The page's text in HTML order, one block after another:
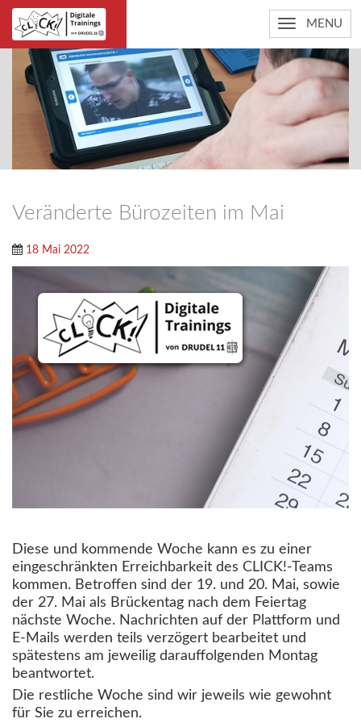
MENU
Veränderte Bürozeiten im Mai
18 Mai 2022
Diese und kommende Woche kann es zu einer
eingeschränkten Erreichbarkeit des CLICK!-Teams
kommen. Betroffen sind der 19. und 20. Mai, sowie
der 27. Mai als Brückentag nach dem Feiertag
nächste Woche. Nachrichten auf der Plattform und
E-Mails werden teils verzögert bearbeitet und
spätestens am jeweilig darauffolgenden Montag
beantwortet.
Die restliche Woche sind wir jeweils wie gewohnt
für Sie zu erreichen.